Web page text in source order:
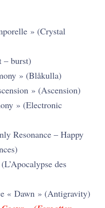
» (Crystal
– burst)
» (Blåkulla)
» (Ascension)
» (Electronic
Resonance – Happy
des
« Dawn » (Antigravity)